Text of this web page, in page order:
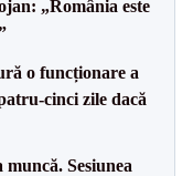
„România este
o funcționare a
cinci zile dacă
Sesiunea